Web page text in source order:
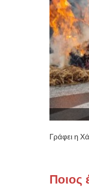
Γράφει η
Ποιος